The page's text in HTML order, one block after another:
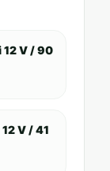
12 V / 90
V / 41